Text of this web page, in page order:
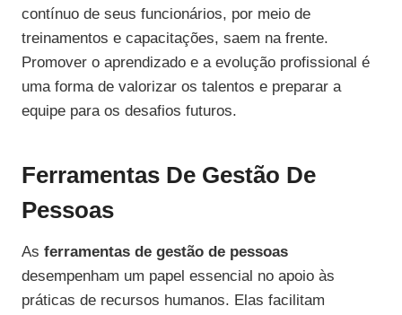
contínuo de seus funcionários, por meio de
treinamentos e capacitações, saem na frente.
Promover o aprendizado e a evolução profissional é
uma forma de valorizar os talentos e preparar a
equipe para os desafios futuros.
Ferramentas De Gestão De
Pessoas
As ferramentas de gestão de pessoas
desempenham um papel essencial no apoio às
práticas de recursos humanos. Elas facilitam